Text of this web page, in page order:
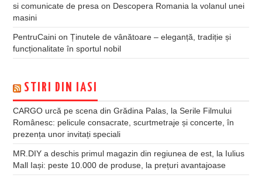
si comunicate de presa on Descopera Romania la volanul unei
masini
PentruCaini onȚinutele de vânătoare – eleganță, tradiție și
funcționalitate în sportul nobil
STIRI DIN IASI
CARGO urcă pe scena din Grădina Palas, la Serile Filmului
Românesc: pelicule consacrate, scurtmetraje și concerte, în
prezența unor invitați speciali
MR.DIY a deschis primul magazin din regiunea de est, la Iulius
Mall Iași: peste 10.000 de produse, la prețuri avantajoase